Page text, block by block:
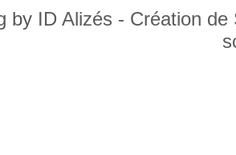
by ID Alizés - Création